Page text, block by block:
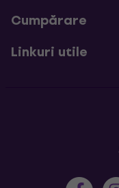
Cumpărare
Linkuri utile